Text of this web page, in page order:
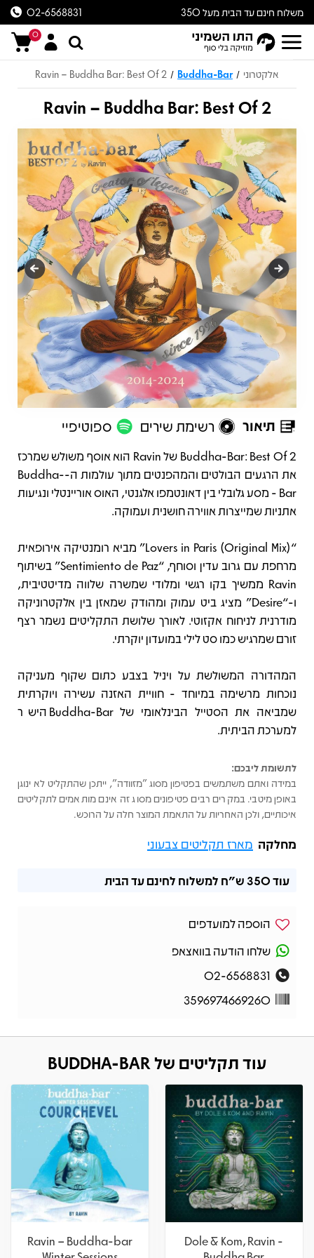
משלוח חינם עד הבית מעל 350
ש״ח
02-6568831
0
אלקטרוני /
Buddha-Bar
/
Ravin – Buddha Bar: Best Of 2
Ravin – Buddha Bar: Best Of 2
תיאור רשימת שירים ספוטיפיי
תיאור
Buddha-Bar: Best Of 2 של Ravin הוא אוסף משולש שמרכז
את הרגעים הבולטים והמהפנטים מתוך עולמות ה-Buddha-
Bar - מסע גלובלי בין דאונטמפו אלגנטי, האוס אוריינטלי ונגיעות
אתניות שמייצרות אווירה חושנית ועמוקה.
“Lovers in Paris (Original Mix)” מביא רומנטיקה אירופאית
מרחפת עם גרוב עדין וסוחף, “Sentimiento de Paz” בשיתוף
Ravin ממשיך בקו רגשי ומלודי שמשרה שלווה מדיטטיבית,
ו-“Desire” מציג ביט עמוק ומהודק שמאזן בין אלקטרוניקה
מודרנית לניחוח אקזוטי. לאורך שלושת התקליטים נשמר רצף
זורם שמרגיש כמו סט לילי במועדון יוקרתי.
המהדורה המשולשת על ויניל בצבע כתום שקוף מעניקה
נוכחות מרשימה במיוחד - חוויית האזנה עשירה ויוקרתית
שמביאה את הסטייל הבינלאומי של Buddha-Bar הישר
למערכת הביתית.
לתשומת ליבכם:
במידה ואתם משתמשים בפטיפון מסוג "מזוודה", ייתכן שהתקליט לא ינוגן
באופן מיטבי. במקרים רבים פטיפונים מסוג זה אינם מותאמים לתקליטים
איכותיים, ולכן האחריות על התאמת המוצר חלה על הרוכש.
מחלקה מארז תקליטים צבעוני
עוד350 ש"ח למשלוח לחינם עד הבית
הוספה למועדפים
שלחו הודעה בוואצאפ
02-6568831
3596974669260
עוד תקליטים של BUDDHA-BAR
Dole & Kom, Ravin -
Ravin – Buddha-bar